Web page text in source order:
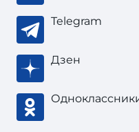
Telegram
Дзен